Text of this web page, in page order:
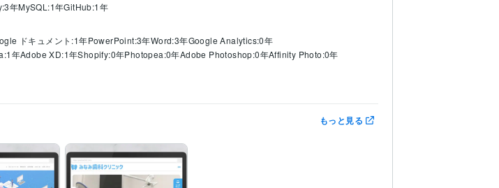
年MySQL:1年GitHub:1年
ドキュメント:1年PowerPoint:3年Word:3年Google Analytics:0年
年Adobe XD:1年Shopify:0年Photopea:0年Adobe Photoshop:0年Affinity Photo:0年
もっと見る